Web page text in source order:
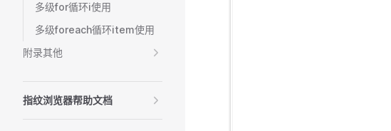
多级for循环i使用
多级foreach循环item使用
附录其他
指纹浏览器帮助文档